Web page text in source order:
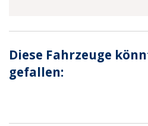
Diese Fahrzeuge
gefallen: